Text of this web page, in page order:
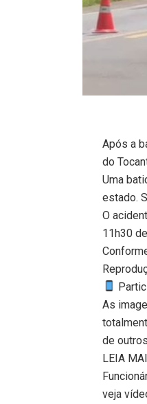
Após a
do
Uma
estado.
O
11h30
As
de
LEIA
veja